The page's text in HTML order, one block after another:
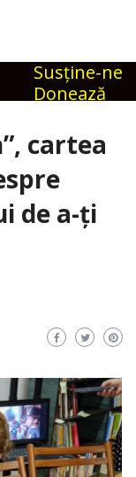
Susţine-ne
Donează
cartea
de a-ți